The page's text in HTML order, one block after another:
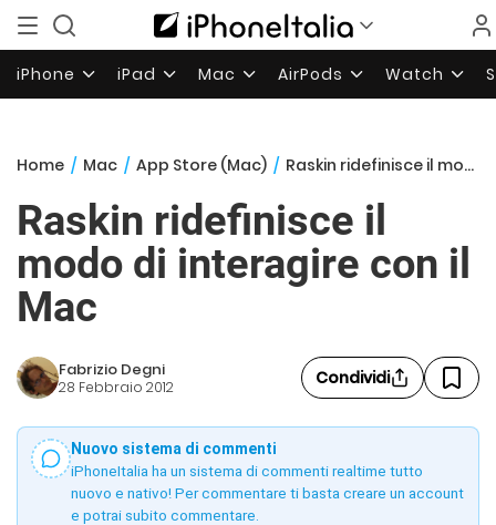
iPhone iPad Mac AirPods Watch
Home / Mac / App Store (Mac) / Raskin ridefinisce il modo di interagire con il Mac
Raskin ridefinisce il
modo di interagire con il
Mac
Fabrizio Degni
28 Febbraio 2012 Condividi
Nuovo sistema di commenti
iPhoneItalia ha un sistema di commenti realtime tutto
nuovo e nativo! Per commentare ti basta creare un account
e potrai subito commentare.